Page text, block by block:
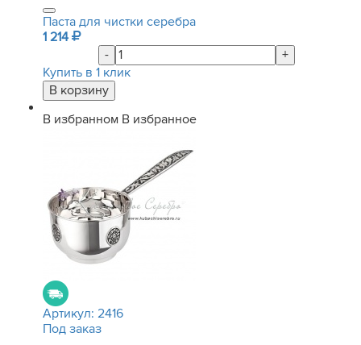
Паста для чистки серебра
1 214
-
+
Купить в 1 клик
В избранном В избранное
Артикул: 2416
Под заказ